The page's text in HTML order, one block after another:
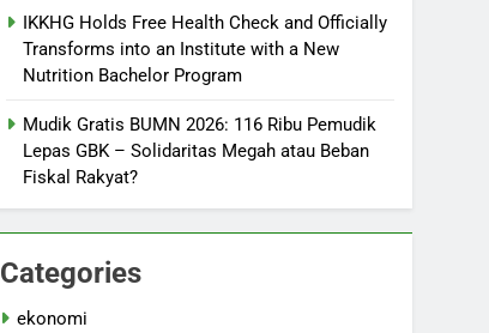
IKKHG Holds Free Health Check and Officially
Transforms into an Institute with a New
Nutrition Bachelor Program
Mudik Gratis BUMN 2026: 116 Ribu Pemudik
Lepas GBK – Solidaritas Megah atau Beban
Fiskal Rakyat?
Categories
ekonomi